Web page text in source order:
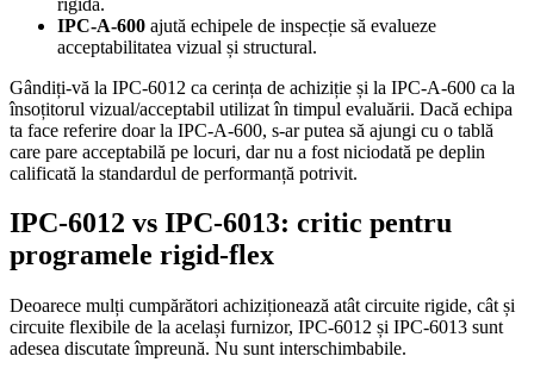
IPC-A-600 ajută echipele de inspecție să evalueze
acceptabilitatea vizual și structural.
Gândiți-vă la IPC-6012 ca cerința de achiziție și la IPC-A-600 ca la
însoțitorul vizual/acceptabil utilizat în timpul evaluării. Dacă echipa
ta face referire doar la IPC-A-600, s-ar putea să ajungi cu o tablă
care pare acceptabilă pe locuri, dar nu a fost niciodată pe deplin
calificată la standardul de performanță potrivit.
IPC-6012 vs IPC-6013: critic pentru
programele rigid-flex
Deoarece mulți cumpărători achiziționează atât circuite rigide, cât și
circuite flexibile de la același furnizor, IPC-6012 și IPC-6013 sunt
adesea discutate împreună. Nu sunt interschimbabile.